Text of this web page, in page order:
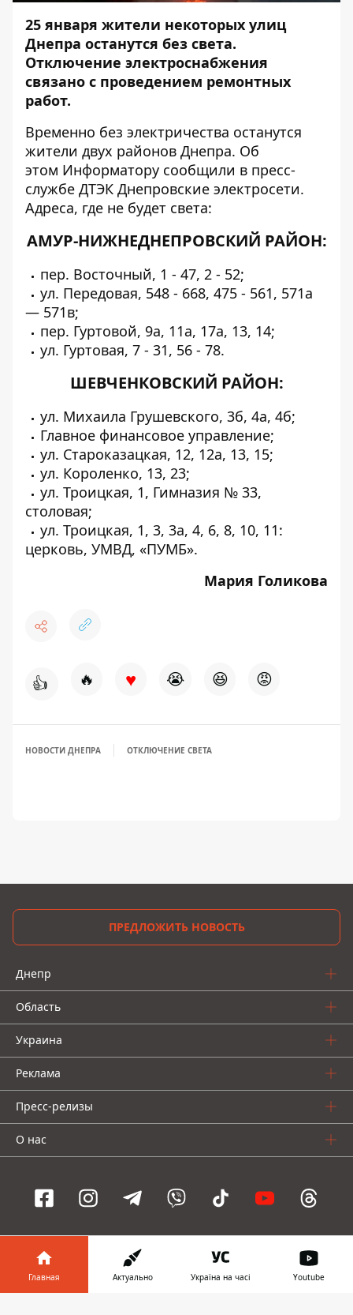
25 января жители некоторых улиц
Днепра останутся без света.
Отключение электроснабжения
связано с проведением ремонтных
работ.
Временно без электричества останутся
жители двух районов Днепра. Об
этом Информатору сообщили в пресс-
службе ДТЭК Днепровские электросети.
Адреса, где не будет света:
АМУР-НИЖНЕДНЕПРОВСКИЙ РАЙОН:
пер. Восточный, 1 - 47, 2 - 52;
ул. Передовая, 548 - 668, 475 - 561, 571а
— 571в;
пер. Гуртовой, 9а, 11а, 17а, 13, 14;
ул. Гуртовая, 7 - 31, 56 - 78.
ШЕВЧЕНКОВСКИЙ РАЙОН:
ул. Михаила Грушевского, 3б, 4а, 4б;
Главное финансовое управление;
ул. Староказацкая, 12, 12а, 13, 15;
ул. Короленко, 13, 23;
ул. Троицкая, 1, Гимназия № 33,
столовая;
ул. Троицкая, 1, 3, 3а, 4, 6, 8, 10, 11:
церковь, УМВД, «ПУМБ».
Мария Голикова
👍 🔥 ♥ 😭 😆 😡
НОВОСТИ ДНЕПРА ОТКЛЮЧЕНИЕ СВЕТА
ПРЕДЛОЖИТЬ НОВОСТЬ
Днепр
Область
Украина
Реклама
Пресс-релизы
О нас
Информатор проекты
Информатор
Информатор
Информатор
Главная Актуально Україна на часі Youtube